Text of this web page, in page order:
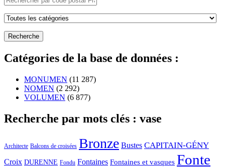
Catégories de la base de données :
MONUMEN (11 287)
NOMEN (2 292)
VOLUMEN (6 877)
Recherche par mots clés : vase
Architecte Balcons de croisées Bronze Bustes CAPITAIN-GÉNY
Croix DURENNE Fondu Fontaines Fontaines et vasques Fonte